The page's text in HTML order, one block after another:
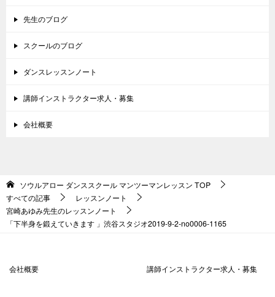
先生のブログ
スクールのブログ
ダンスレッスンノート
講師インストラクター求人・募集
会社概要
ソウルアロー ダンススクール マンツーマンレッスン TOP
すべての記事
レッスンノート
宮崎あゆみ先生のレッスンノート
「下半身を鍛えていきます 」渋谷スタジオ2019-9-2-no0006-1165
会社概要 講師インストラクター求人・募集